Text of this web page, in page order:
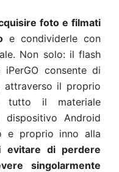
foto e filmati
e condividerle con
Non solo: il flash
consente di
attraverso il proprio
tutto il materiale
dispositivo Android
e proprio inno alla
evitare di perdere
singolarmente